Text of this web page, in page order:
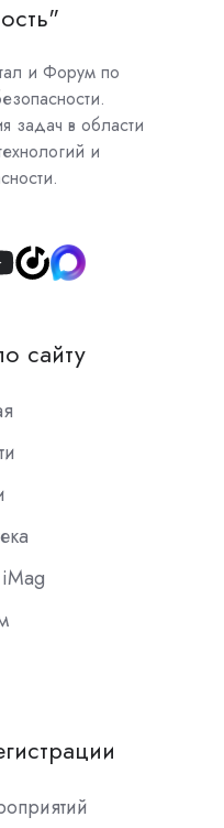
и Форум по
задач в области
и
сайту